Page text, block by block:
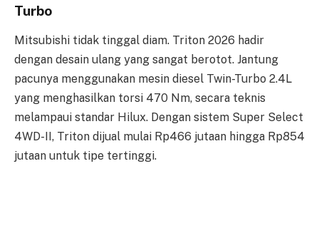
Turbo
Mitsubishi tidak tinggal diam. Triton 2026 hadir
dengan desain ulang yang sangat berotot. Jantung
pacunya menggunakan mesin diesel Twin-Turbo 2.4L
yang menghasilkan torsi 470 Nm, secara teknis
melampaui standar Hilux. Dengan sistem Super Select
4WD-II, Triton dijual mulai Rp466 jutaan hingga Rp854
jutaan untuk tipe tertinggi.